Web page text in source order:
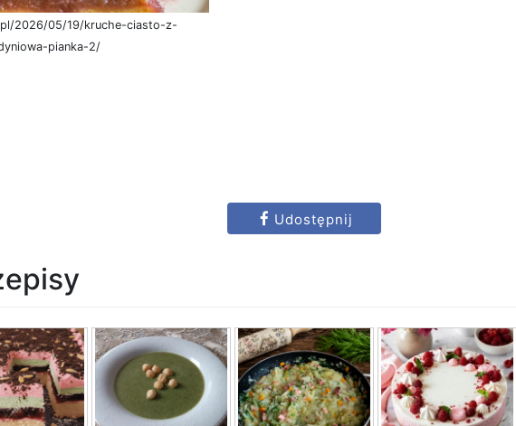
2026/05/19/kruche-ciasto-z-
pianka-2/
Udostępnij